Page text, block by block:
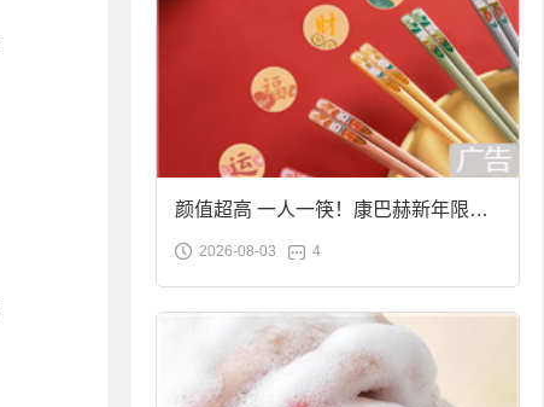
颜值超高 一人一筷！康巴赫新年限定
合金筷子大促：19.9元
2026-08-03 4